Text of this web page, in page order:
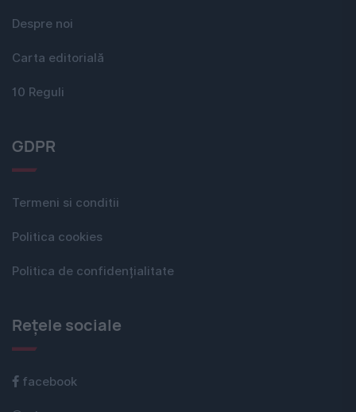
Despre noi
Carta editorială
10 Reguli
GDPR
Termeni si conditii
Politica cookies
Politica de confidențialitate
Rețele sociale
facebook